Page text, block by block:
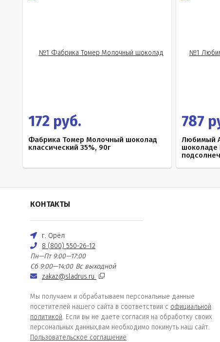
172 руб.
Фабрика Томер Молочный шоколад
классический 35%, 90г
787
Любимый
шоколаде
КОНТАКТЫ
г. Орёл
8 (800) 550-26-12
Пн—Пт 9:00—17:00
Сб 9:00—14:00 Вс выходной
zakaz@sladrus.ru
Мы получаем и обрабатываем персональные данные
посетителей нашего сайта в соответствии с официальной
политикой. Если вы не даете согласия на обработку своих
персональных данных,вам необходимо покинуть наш сайт.
Пользовательское соглашение